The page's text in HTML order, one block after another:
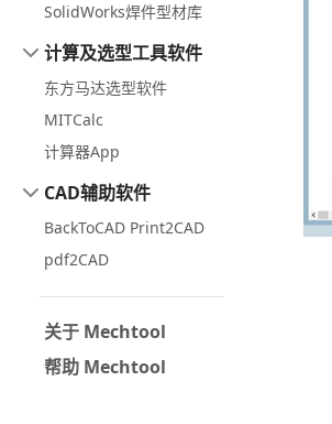
SolidWorks焊件型材库
计算及选型工具软件
东方马达选型软件
MITCalc
计算器App
CAD辅助软件
BackToCAD Print2CAD
pdf2CAD
关于 Mechtool
帮助 Mechtool